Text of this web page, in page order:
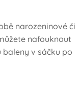
narozeninové či
nafouknout
baleny v sáčku po